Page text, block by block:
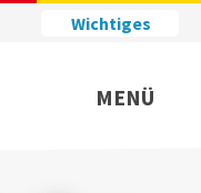
Wichtiges
MENÜ